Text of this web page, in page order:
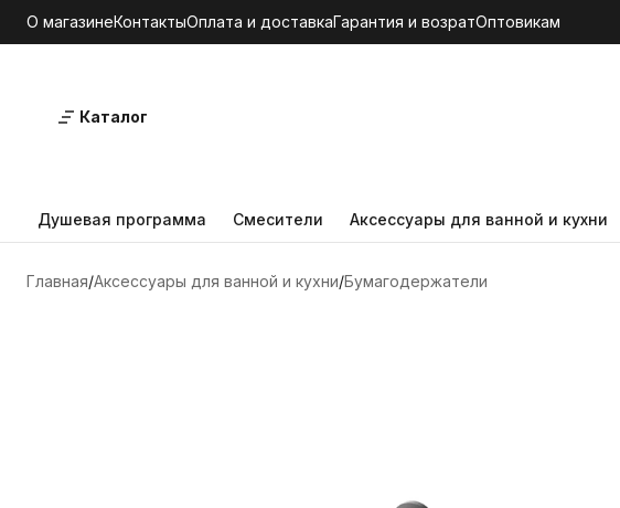
О магазинеКонтактыОплата и доставкаГарантия и возратОптовикам
Каталог
Душевая программа Смесители Аксессуары для ванной и кухни
Главная Аксессуары для ванной и кухни Бумагодержатели